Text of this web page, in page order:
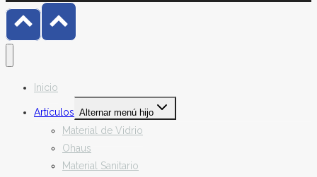
Inicio
Artículos Alternar menú hijo
Material de Vidrio
Ohaus
Material Sanitario